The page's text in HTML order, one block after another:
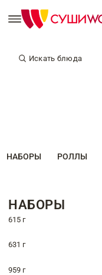
Искать блюда
НАБОРЫ РОЛЛЫ
НАБОРЫ
615 г
631 г
959 г